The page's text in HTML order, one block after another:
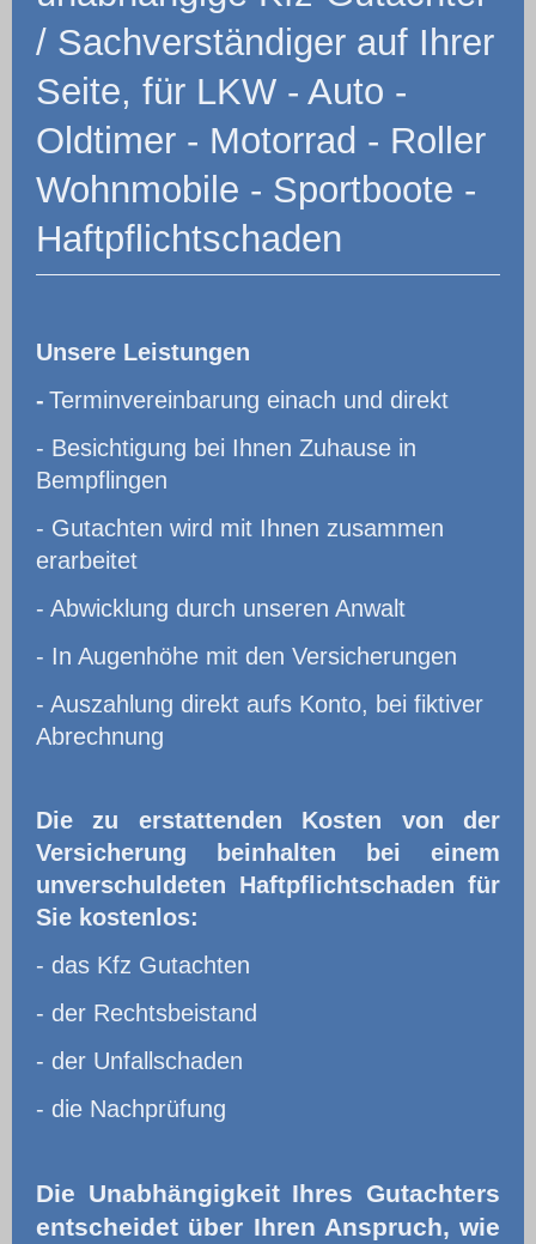
/ Sachverständiger auf Ihrer
Seite, für LKW - Auto -
Oldtimer - Motorrad - Roller
Wohnmobile - Sportboote -
Haftpflichtschaden
Unsere Leistungen
- Terminvereinbarung einach und direkt
- Besichtigung bei Ihnen Zuhause in
Bempflingen
- Gutachten wird mit Ihnen zusammen
erarbeitet
- Abwicklung durch unseren Anwalt
- In Augenhöhe mit den Versicherungen
- Auszahlung direkt aufs Konto, bei fiktiver
Abrechnung
Die zu erstattenden Kosten von der
Versicherung beinhalten bei einem
unverschuldeten Haftpflichtschaden für
Sie kostenlos:
- das Kfz Gutachten
- der Rechtsbeistand
- der Unfallschaden
- die Nachprüfung
Die Unabhängigkeit Ihres Gutachters
entscheidet über Ihren Anspruch, wie